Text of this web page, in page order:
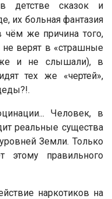
детстве сказок и
их больная фантазия
чём же причина того,
верят в «страшные
и не слышали), в
тех же «чертей»,
Человек, в
реальные существа
Земли. Только
правильного
наркотиков на